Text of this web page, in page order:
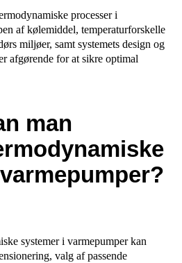
processer i
af kølemiddel, temperaturforskelle
miljøer, samt systemets design og
afgørende for at sikre optimal
man
systemer i varmepumper kan
valg af passende